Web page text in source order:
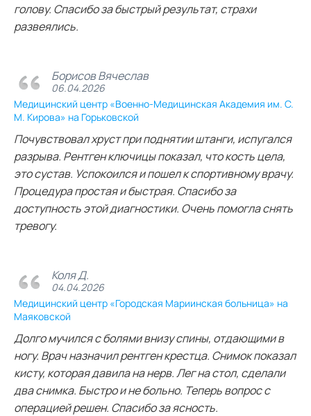
голову. Спасибо за быстрый результат, страхи
развеялись.
Борисов Вячеслав
06.04.2026
Медицинский центр «Военно-Медицинская Академия им. С.
М. Кирова» на Горьковской
Почувствовал хруст при поднятии штанги, испугался
разрыва. Рентген ключицы показал, что кость цела,
это сустав. Успокоился и пошел к спортивному врачу.
Процедура простая и быстрая. Спасибо за
доступность этой диагностики. Очень помогла снять
тревогу.
Коля Д.
04.04.2026
Медицинский центр «Городская Мариинская больница» на
Маяковской
Долго мучился с болями внизу спины, отдающими в
ногу. Врач назначил рентген крестца. Снимок показал
кисту, которая давила на нерв. Лег на стол, сделали
два снимка. Быстро и не больно. Теперь вопрос с
операцией решен. Спасибо за ясность.